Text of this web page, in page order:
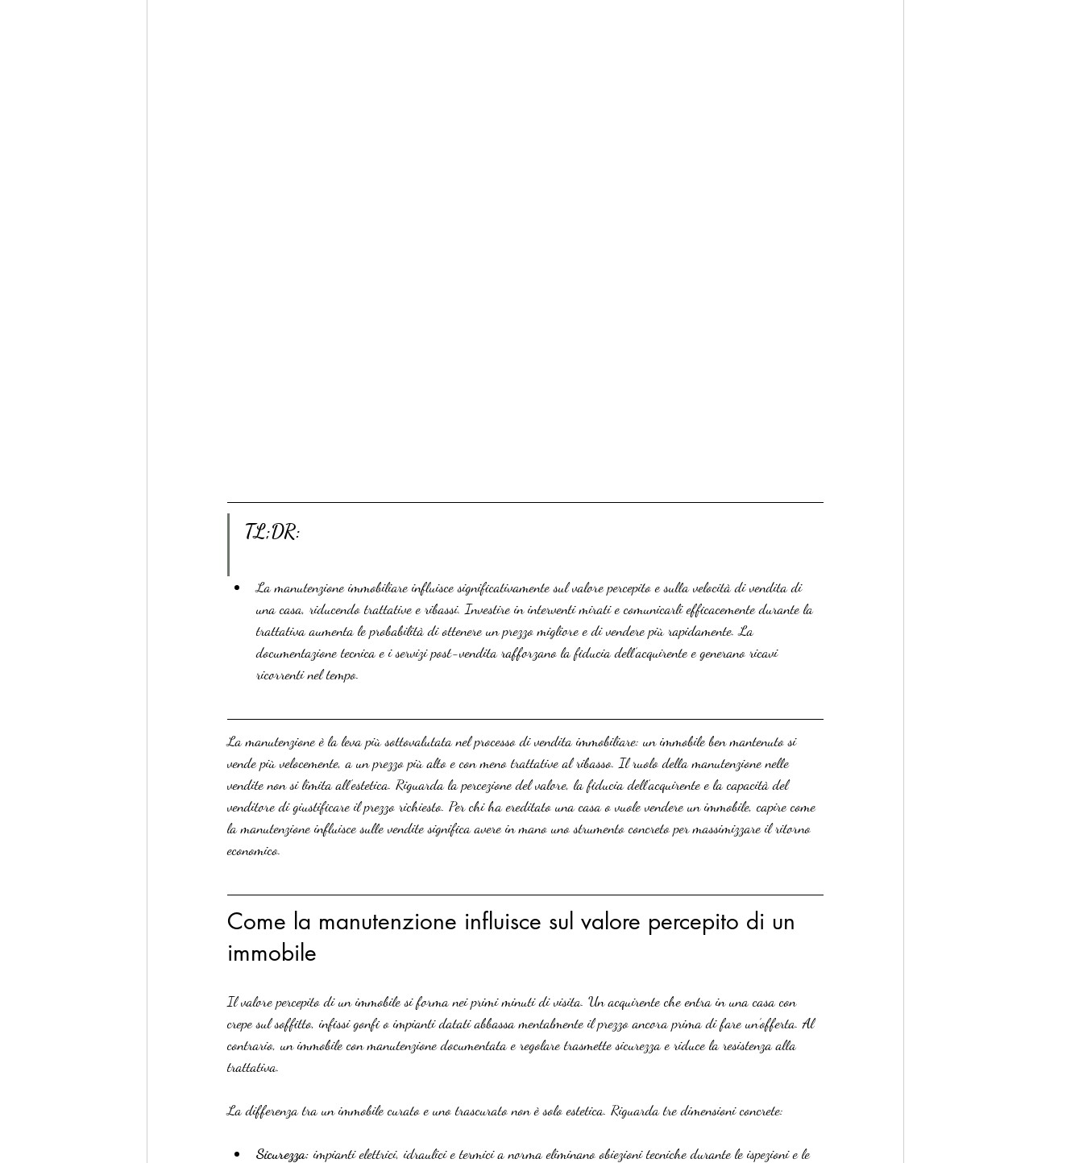
TL;DR:
La manutenzione immobiliare influisce significativamente sul valore percepito e sulla velocità di vendita di
una casa, riducendo trattative e ribassi. Investire in interventi mirati e comunicarli efficacemente durante la
trattativa aumenta le probabilità di ottenere un prezzo migliore e di vendere più rapidamente. La
documentazione tecnica e i servizi post-vendita rafforzano la fiducia dell’acquirente e generano ricavi
ricorrenti nel tempo.
La manutenzione è la leva più sottovalutata nel processo di vendita immobiliare: un immobile ben mantenuto si
vende più velocemente, a un prezzo più alto e con meno trattative al ribasso. Il ruolo della manutenzione nelle
vendite non si limita all’estetica. Riguarda la percezione del valore, la fiducia dell’acquirente e la capacità del
venditore di giustificare il prezzo richiesto. Per chi ha ereditato una casa o vuole vendere un immobile, capire come
la manutenzione influisce sulle vendite significa avere in mano uno strumento concreto per massimizzare il ritorno
economico.
Come la manutenzione influisce sul valore percepito di un
immobile
Il valore percepito di un immobile si forma nei primi minuti di visita. Un acquirente che entra in una casa con
crepe sul soffitto, infissi gonfi o impianti datati abbassa mentalmente il prezzo ancora prima di fare un’offerta. Al
contrario, un immobile con manutenzione documentata e regolare trasmette sicurezza e riduce la resistenza alla
trattativa.
La differenza tra un immobile curato e uno trascurato non è solo estetica. Riguarda tre dimensioni concrete:
Sicurezza: impianti elettrici, idraulici e termici a norma eliminano obiezioni tecniche durante le ispezioni e le